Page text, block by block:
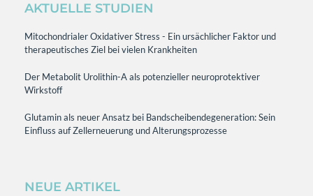
AKTUELLE STUDIEN
Mitochondrialer Oxidativer Stress - Ein ursächlicher Faktor und
therapeutisches Ziel bei vielen Krankheiten
Der Metabolit Urolithin-A als potenzieller neuroprotektiver
Wirkstoff
Glutamin als neuer Ansatz bei Bandscheibendegeneration: Sein
Einfluss auf Zellerneuerung und Alterungsprozesse
NEUE ARTIKEL